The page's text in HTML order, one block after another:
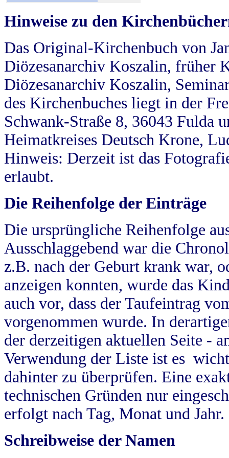
Hinweise zu den
Das Original-Kirchenbuch von
Diözesanarchiv Koszalin, früher
Diözesanarchiv Koszalin,
des Kirchenbuches liegt in der
Schwank-Straße 8, 36043 Fulda
Heimatkreises Deutsch Krone,
Hinweis: Derzeit ist das
erlaubt.
Die Reihenfolge der Einträge
Die ursprüngliche Reihenfolge
Ausschlaggebend war die
z.B. nach der Geburt krank war,
anzeigen konnten, wurde das
auch vor, dass der Taufeintrag
vorgenommen wurde. In
der derzeitigen aktuellen Seite -
Verwendung der Liste ist es
dahinter zu überprüfen. Eine
technischen Gründen nur
erfolgt nach Tag, Monat und Jahr.
Schreibweise der Namen